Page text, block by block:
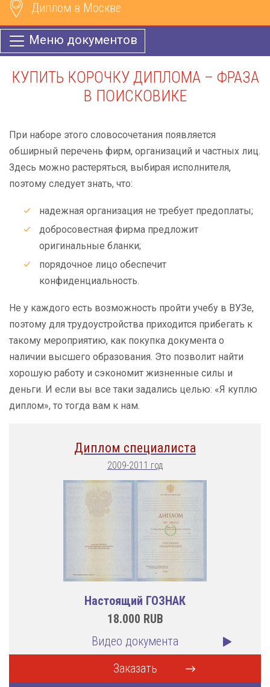
Диплом в Москве
Меню документов
КУПИТЬ КОРОЧКУ ДИПЛОМА – ФРАЗА
В ПОИСКОВИКЕ
При наборе этого словосочетания появляется
обширный перечень фирм, организаций и частных лиц.
Здесь можно растеряться, выбирая исполнителя,
поэтому следует знать, что:
надежная организация не требует предоплаты;
добросовестная фирма предложит
оригинальные бланки;
порядочное лицо обеспечит
конфиденциальность.
Не у каждого есть возможность пройти учебу в ВУЗе,
поэтому для трудоустройства приходится прибегать к
такому мероприятию, как покупка документа о
наличии высшего образования. Это позволит найти
хорошую работу и сэкономит жизненные силы и
деньги. И если вы все таки задались целью: «Я куплю
диплом», то тогда вам к нам.
Диплом специалиста
2009-2011 год
Настоящий ГОЗНАК
18.000 RUB
Видео документа
Заказать